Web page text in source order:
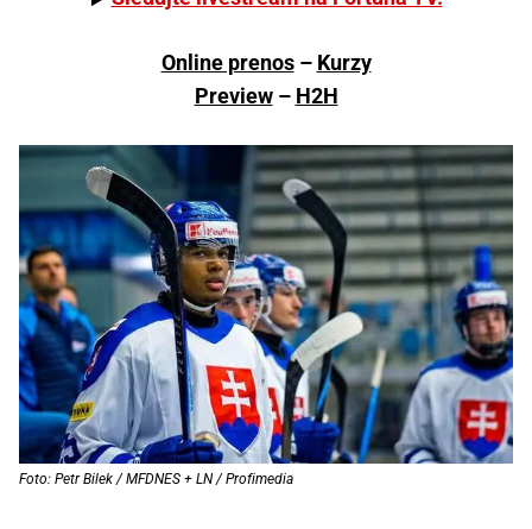
Online prenos– Kurzy
Preview– H2H
Foto: Petr Bilek / MFDNES + LN / Profimedia